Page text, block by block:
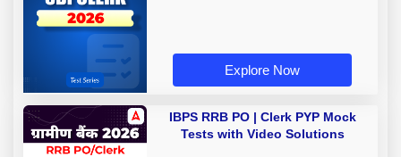
Explore Now
IBPS RRB PO | Clerk PYP Mock
Tests with Video Solutions